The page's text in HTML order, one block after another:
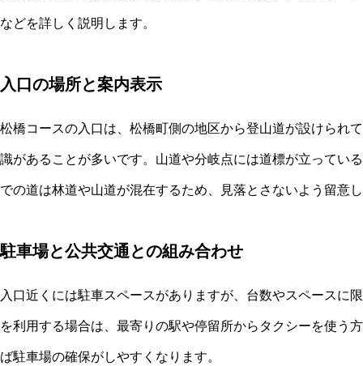
などを詳しく説明します。
入口の場所と案内表示
松橋コースの入口は、松橋町側の地区から登山道が設けられ
識があることが多いです。山道や分岐点には道標が立ってい
での道は林道や山道が混在するため、見落とさないよう留意
駐車場と公共交通との組み合わせ
入口近くには駐車スペースがありますが、台数やスペースに
を利用する場合は、最寄りの駅や停留所からタクシーを使う
ば駐車場の確保がしやすくなります。